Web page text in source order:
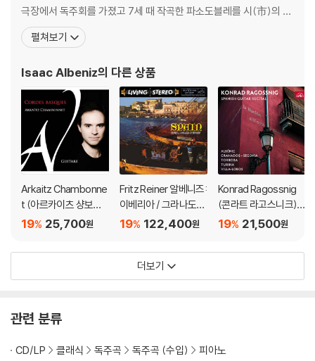
극장에서 독주회를 가졌고 7세 때 작곡한 파소도블레를 시(市)의 군
악대가 연주했다는 천재이다. 알베니스는 어릴 때는 물론 청년시절에
심한 파란을 겪었고 만년은 영예에 빛나는 호사한 일생이었다. 6세
서 멘디사발에게 배웠다. 이때 쥘 베른 과학소설을 탐독하고
펼쳐보기
Isaac Albeniz의 다른 상품
Arkaitz Chambonne
t (아르카이츠 샹보네)
- Cordes Basques
25,700원
19%
Fritz Reiner 알베니즈:
이베리아 / 그라나도
스: 고예스카스 (Spai
122,400원
19%
Konrad Ragossnig
(콘라트 라고스니크) -
스페인 기타 리사이틀
tal)
21,500원
19%
더보기
관련 분류
CD/LP 클래식 독주곡 독주곡 (수입)
피아노